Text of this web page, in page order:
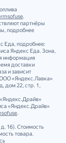
.
партнёры
подробнее
Еда, подробнее:
Яндекс Еда. Зона,
информация
доставки
и зависит
«Яндекс.Лавка»
дом 22, стр. 1,
«Яндекс.Драйв»
.
16). Стоимость
товара.